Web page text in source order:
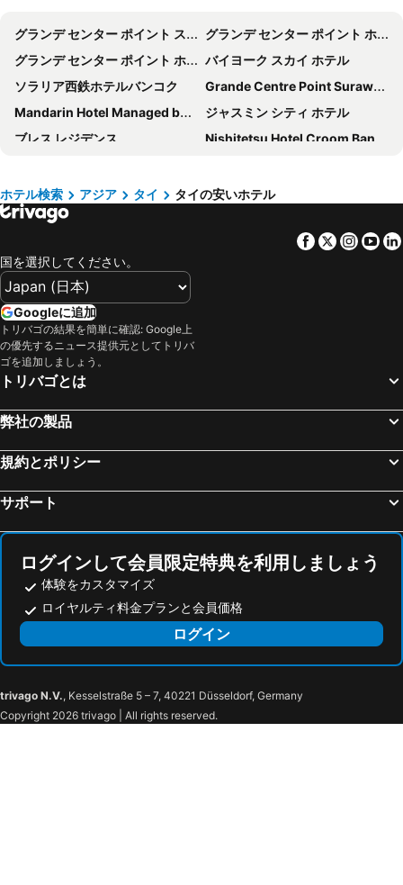
グランデ センター ポイント スクンビット 55
グランデ センター ポイント ホテル ターミナル 21
グランデ センター ポイント ホテル ラチャダムリ
バイヨーク スカイ ホテル
ソラリア西鉄ホテルバンコク
Grande Centre Point Surawong Bangkok
Mandarin Hotel Managed by Centre Point
ジャスミン シティ ホテル
ブレス レジデンス
Nishitetsu Hotel Croom Bangkok Silom
ザ サイアム ヘリテージ ホテル
ホープ ランド ホテル スクンビット 8
ゴールデン シー パタヤ ホテル
Night Hotel Bangkok - Sukhumvit 15
Hotel JAL City Bangkok
ジャスミン リゾート ホテル
マンハッタン バンコク
Centre Point Plus Hotel Silom
Grande Centre Point Ploenchit
The Raya Surawong Bangkok
センター ポイントスクンビット 10
Grande Centre Point Pattaya
Kingston Suites Bangkok
レンブラント ホテル スイーツ アンド タワーズ
サンシャイン ホテル アンド レジデンシズ
メルキュール バンコク マッカサン
オークラ プレステージ バンコク
The Rose Residence
ルブア アット ステート タワー
レッド プラネット バンコック アソケ
フラマエクスクルーシブ アソーク バンコク
コンラッド・バンコク
Centara Ayutthaya
ルーイ パレス ホテル
ホテル検索 アジア タイ タイの安いホテル
Facebook
Twitter
国を選択してください。
Googleに追加
トリバゴの結果を簡単に確認: Google上
の優先するニュース提供元としてトリバ
ゴを追加しましょう。
トリバゴとは
弊社の製品
規約とポリシー
サポート
ログインして会員限定特典を利用しましょう
体験をカスタマイズ
ロイヤルティ料金プランと会員価格
ログイン
trivago N.V., Kesselstraße 5 – 7, 40221 Düsseldorf, Germany
Copyright 2026 trivago | All rights reserved.